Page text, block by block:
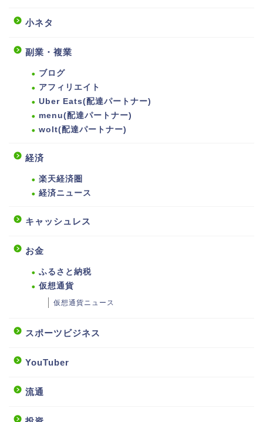
小ネタ
副業・複業
ブログ
アフィリエイト
Uber Eats(配達パートナー)
menu(配達パートナー)
wolt(配達パートナー)
経済
楽天経済圏
経済ニュース
キャッシュレス
お金
ふるさと納税
仮想通貨
仮想通貨ニュース
スポーツビジネス
YouTuber
流通